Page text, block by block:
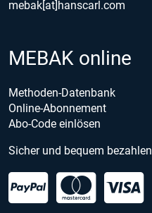
mebak[at]hanscarl.com
MEBAK online
Methoden-Datenbank
Online-Abonnement
Abo-Code einlösen
Sicher und bequem bezahlen